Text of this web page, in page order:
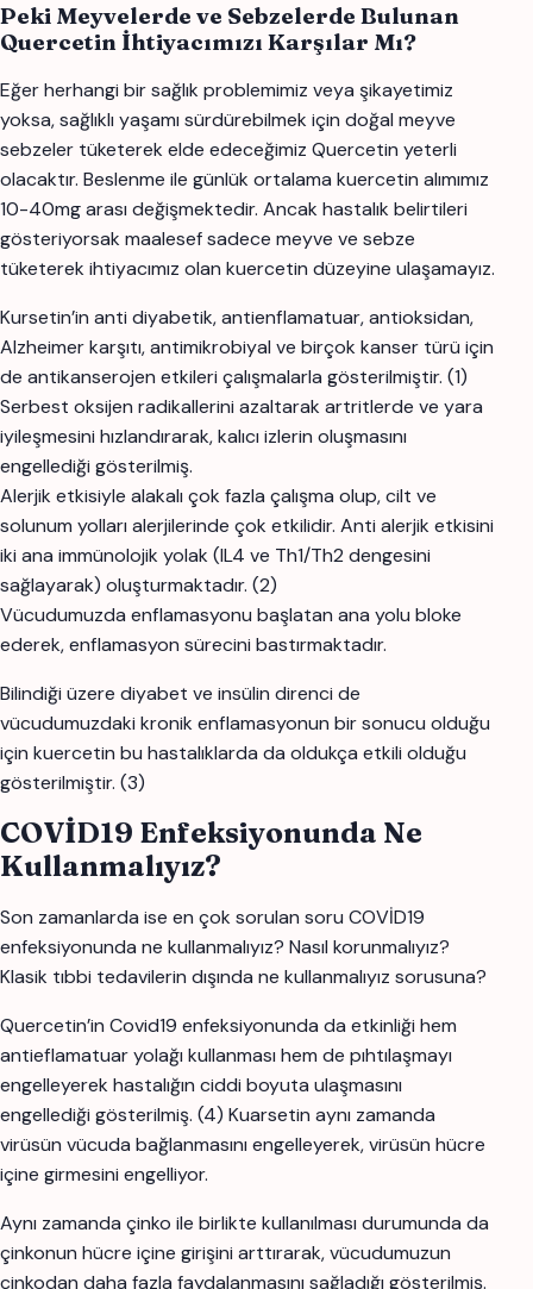
Peki Meyvelerde ve Sebzelerde Bulunan
Quercetin İhtiyacımızı Karşılar Mı?
Eğer herhangi bir sağlık problemimiz veya şikayetimiz
yoksa, sağlıklı yaşamı sürdürebilmek için doğal meyve
sebzeler tüketerek elde edeceğimiz Quercetin yeterli
olacaktır. Beslenme ile günlük ortalama kuercetin alımımız
10-40mg arası değişmektedir. Ancak hastalık belirtileri
gösteriyorsak maalesef sadece meyve ve sebze
tüketerek ihtiyacımız olan kuercetin düzeyine ulaşamayız.
Kursetin’in anti diyabetik, antienflamatuar, antioksidan,
Alzheimer karşıtı, antimikrobiyal ve birçok kanser türü için
de antikanserojen etkileri çalışmalarla gösterilmiştir. (1)
Serbest oksijen radikallerini azaltarak artritlerde ve yara
iyileşmesini hızlandırarak, kalıcı izlerin oluşmasını
engellediği gösterilmiş.
Alerjik etkisiyle alakalı çok fazla çalışma olup, cilt ve
solunum yolları alerjilerinde çok etkilidir. Anti alerjik etkisini
iki ana immünolojik yolak (IL4 ve Th1/Th2 dengesini
sağlayarak) oluşturmaktadır. (2)
Vücudumuzda enflamasyonu başlatan ana yolu bloke
ederek, enflamasyon sürecini bastırmaktadır.
Bilindiği üzere diyabet ve insülin direnci de
vücudumuzdaki kronik enflamasyonun bir sonucu olduğu
için kuercetin bu hastalıklarda da oldukça etkili olduğu
gösterilmiştir. (3)
COVİD19 Enfeksiyonunda Ne
Kullanmalıyız?
Son zamanlarda ise en çok sorulan soru COVİD19
enfeksiyonunda ne kullanmalıyız? Nasıl korunmalıyız?
Klasik tıbbi tedavilerin dışında ne kullanmalıyız sorusuna?
Quercetin’in Covid19 enfeksiyonunda da etkinliği hem
antieflamatuar yolağı kullanması hem de pıhtılaşmayı
engelleyerek hastalığın ciddi boyuta ulaşmasını
engellediği gösterilmiş. (4) Kuarsetin aynı zamanda
virüsün vücuda bağlanmasını engelleyerek, virüsün hücre
içine girmesini engelliyor.
Aynı zamanda çinko ile birlikte kullanılması durumunda da
çinkonun hücre içine girişini arttırarak, vücudumuzun
çinkodan daha fazla faydalanmasını sağladığı gösterilmiş.